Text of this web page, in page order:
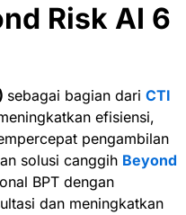
Risk AI 6
sebagai bagian dari CTI
efisiensi,
pengambilan
solusi canggih Beyond
BPT dengan
dan meningkatkan